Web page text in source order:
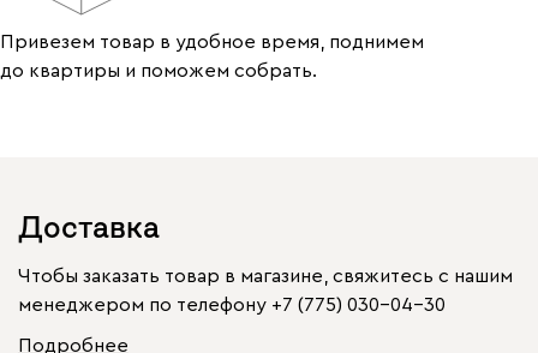
Привезем товар в удобное время, поднимем
до квартиры и поможем собрать.
Доставка
Чтобы заказать товар в магазине, свяжитесь с нашим
менеджером по телефону +7 (775) 030-04-30
Подробнее